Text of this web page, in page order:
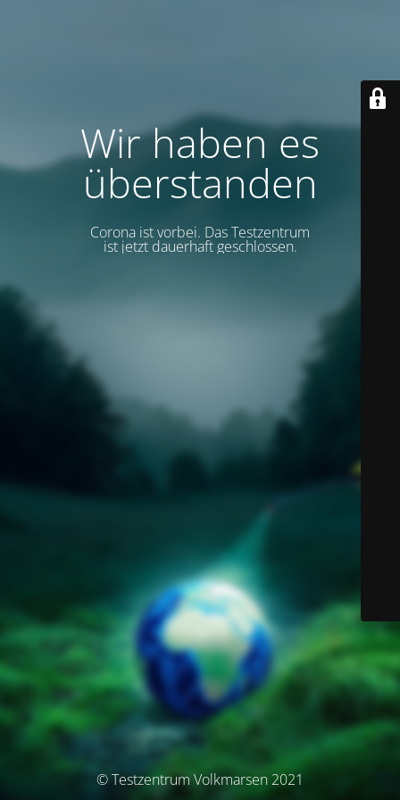
Wir haben es
überstanden
Corona ist vorbei. Das Testzentrum
ist jetzt dauerhaft geschlossen.
© Testzentrum Volkmarsen 2021